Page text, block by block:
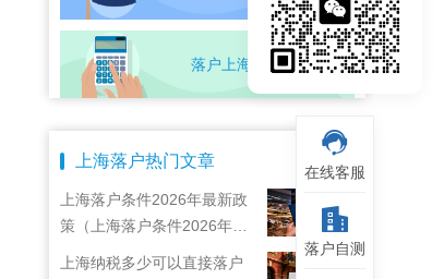
落户上海条件自测
上海落户热门文章
上海落户条件2026年最新政
策（上海落户条件2026年最
新政策解读）
上海纳税多少可以直接落户
在线客服
落户自测